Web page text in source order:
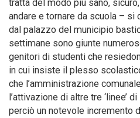
tratta del modo più sano,
andare e tornare da scuola – si
dal palazzo del municipio
settimane sono giunte
genitori di studenti che
in cui insiste il plesso
che l’amministrazione
l’attivazione di altre tre ‘linee’
perciò un notevole incremento